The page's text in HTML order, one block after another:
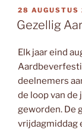
GEPLAATST
OP
28 AUGUSTUS
Gezellig
Elk jaar eind
deelnemers
de loop van
geworden. De
vrijdagmiddag